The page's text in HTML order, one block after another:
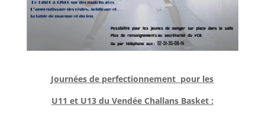
Journées de perfectionnement pour les
U11 et U13 du Vendée Challans Basket :